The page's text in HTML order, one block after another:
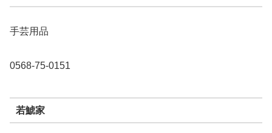
手芸用品
0568-75-0151
若鯱家